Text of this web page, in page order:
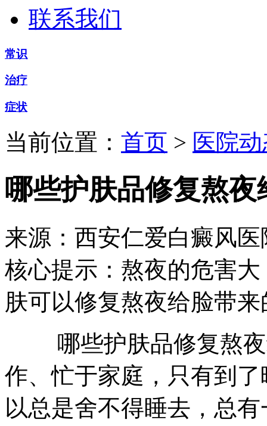
联系我们
常识
治疗
症状
当前位置： 首页 > 医院
哪些护肤品修复熬
来源：西安仁爱白癜风医
核心提示： 熬夜的危害
肤可以修复熬夜给脸带
哪些护肤品修复熬夜
作、忙于家庭，只有到
以总是舍不得睡去，总